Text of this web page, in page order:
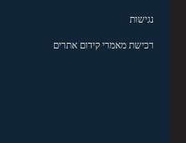
נגישות
רכישת מאמרי קידום אתרים